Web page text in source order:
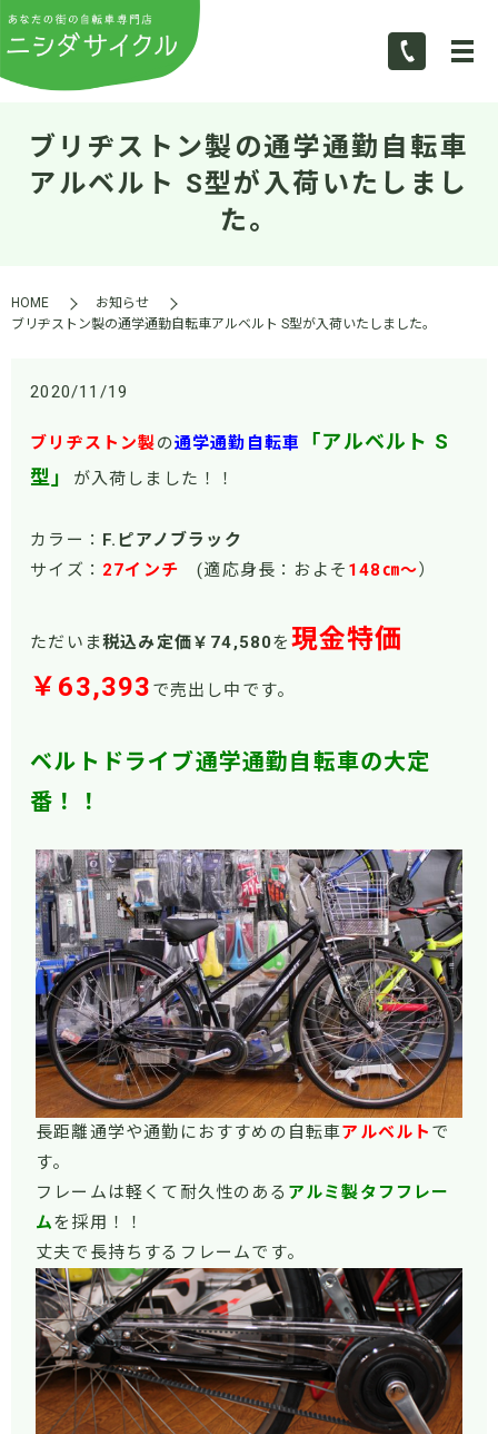
ブリヂストン製の通学通勤自転車
アルベルト S型が入荷いたしまし
た。
HOME
お知らせ
ブリヂストン製の通学通勤自転車アルベルト S型が入荷いたしました。
2020/11/19
ブリヂストン製の通学通勤自転車
「アルベルト S
型」
が入荷しました！！
カラー：
F.ピアノブラック
サイズ： 27インチ (適応身長：およそ 148㎝～）
ただいま税込み定価￥74,580を 現金特価
￥63,393 で売出し中です。
ベルトドライブ通学通勤自転車の大定
番！！
長距離通学や通勤におすすめの自転車アルベルト で
す。
フレームは軽くて耐久性のある アルミ製タフフレー
ムを採用！！
丈夫で長持ちするフレームです。